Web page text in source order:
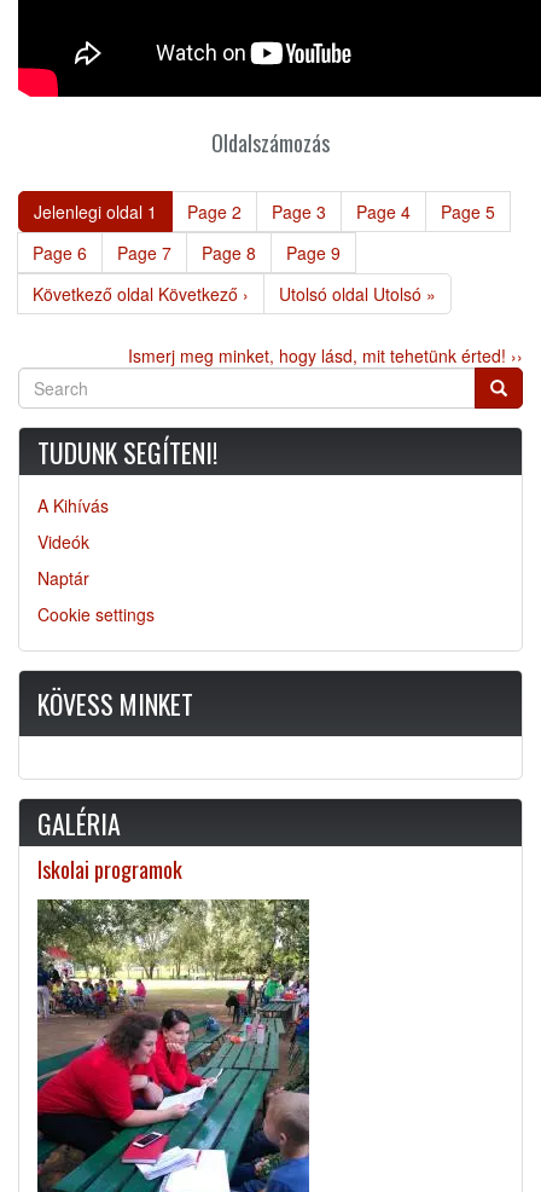
Oldalszámozás
Jelenlegi oldal 1 Page 2 Page 3 Page 4 Page 5
Page 6 Page 7 Page 8 Page 9
Következő oldal Következő › Utolsó oldal Utolsó »
Ismerj meg minket, hogy lásd, mit tehetünk érted! ››
Search
TUDUNK SEGÍTENI!
A Kihívás
Videók
Naptár
Cookie settings
KÖVESS MINKET
GALÉRIA
Iskolai programok